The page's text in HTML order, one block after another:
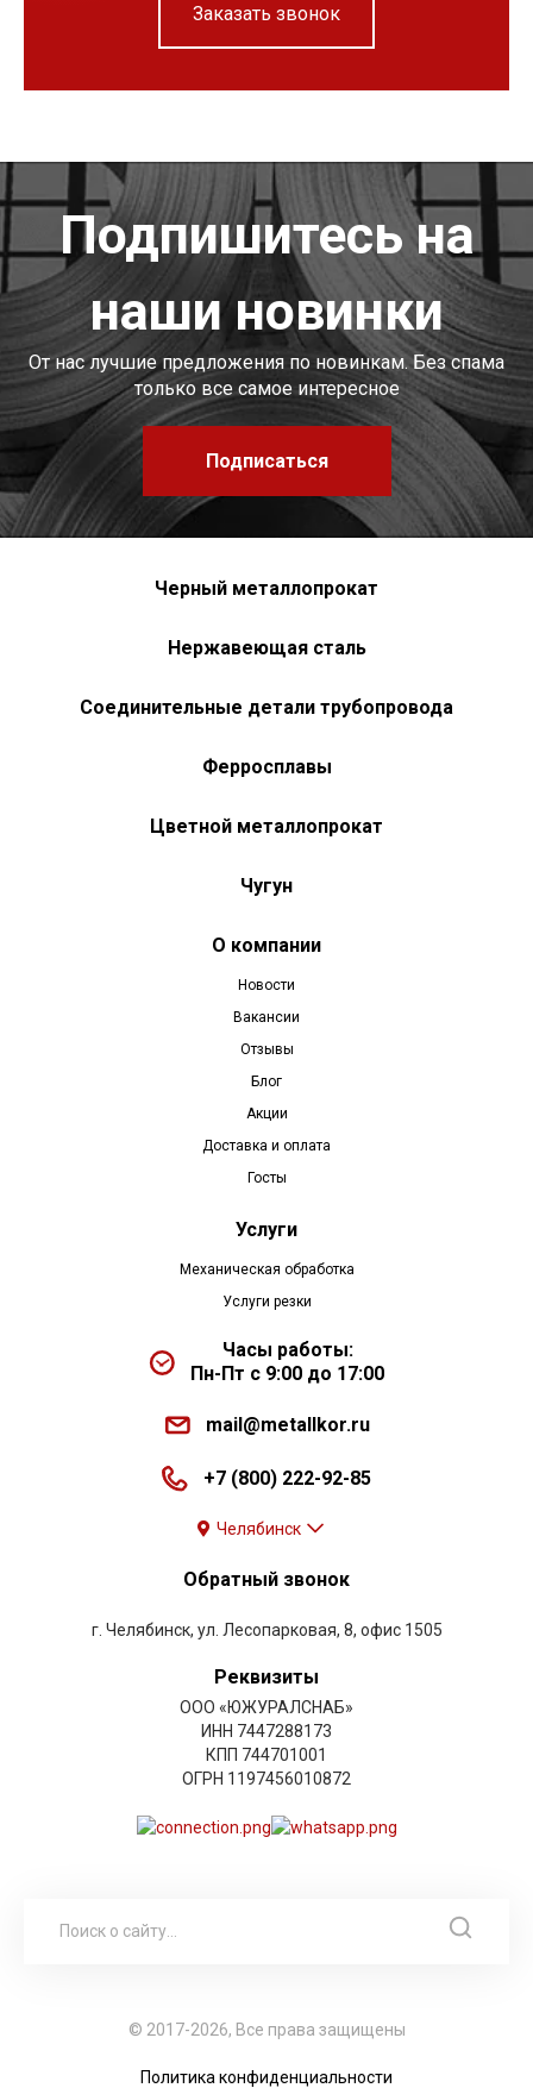
Заказать звонок
Подпишитесь на
наши новинки
От нас лучшие предложения по новинкам. Без спама
только все самое интересное
Подписаться
Черный металлопрокат
Нержавеющая сталь
Соединительные детали трубопровода
Ферросплавы
Цветной металлопрокат
Чугун
О компании
Новости
Вакансии
Отзывы
Блог
Акции
Доставка и оплата
Госты
Услуги
Механическая обработка
Услуги резки
Часы работы:
Пн-Пт с 9:00 до 17:00
mail@metallkor.ru
+7 (800) 222-92-85
Челябинск
Обратный звонок
г. Челябинск, ул. Лесопарковая, 8, офис 1505
Реквизиты
ООО «ЮЖУРАЛСНАБ»
ИНН 7447288173
КПП 744701001
ОГРН 1197456010872
© 2017-2026, Все права защищены
Политика конфиденциальности